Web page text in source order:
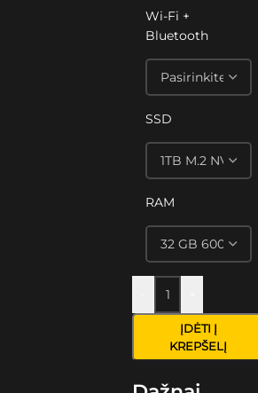
Wi-Fi +
Bluetooth
SSD
RAM
ĮDĖTI Į
KREPŠELĮ